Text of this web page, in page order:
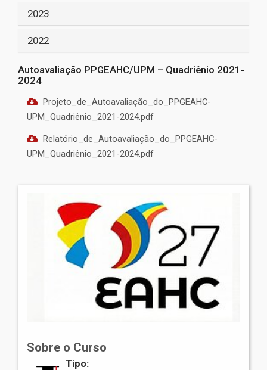
2023
2022
Autoavaliação PPGEAHC/UPM – Quadriênio 2021-
2024
Projeto_de_Autoavaliação_do_PPGEAHC-
UPM_Quadriênio_2021-2024.pdf
Relatório_de_Autoavaliação_do_PPGEAHC-
UPM_Quadriênio_2021-2024.pdf
Sobre o Curso
Tipo: